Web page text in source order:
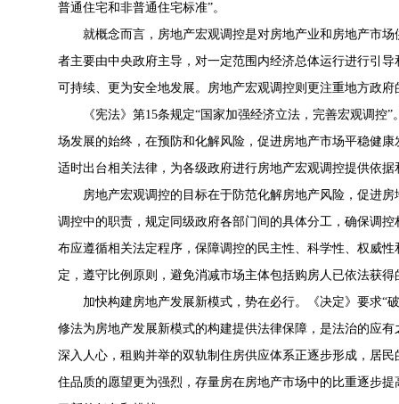
普通住宅和非普通住宅标准”。
就概念而言，房地产宏观调控是对房地产业和房地产市
者主要由中央政府主导，对一定范围内经济总体运行进行引
可持续、更为安全地发展。房地产宏观调控则更注重地方政
《宪法》第15条规定“国家加强经济立法，完善宏观调
场发展的始终，在预防和化解风险，促进房地产市场平稳健
适时出台相关法律，为各级政府进行房地产宏观调控提供依据
房地产宏观调控的目标在于防范化解房地产风险，促进
调控中的职责，规定同级政府各部门间的具体分工，确保调
布应遵循相关法定程序，保障调控的民主性、科学性、权威
定，遵守比例原则，避免消减市场主体包括购房人已依法获
加快构建房地产发展新模式，势在必行。《决定》要求“
修法为房地产发展新模式的构建提供法律保障，是法治的应
深入人心，租购并举的双轨制住房供应体系正逐步形成，居
住品质的愿望更为强烈，存量房在房地产市场中的比重逐步